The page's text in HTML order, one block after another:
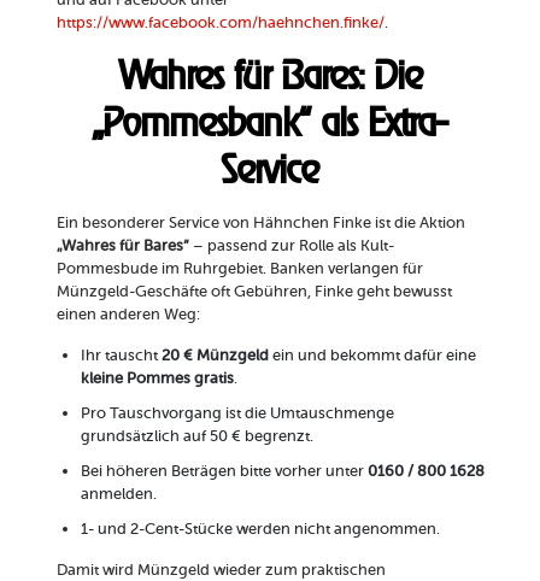
https://www.facebook.com/haehnchen.finke/.
Wahres für Bares: Die
„Pommesbank“ als Extra-
Service
Ein besonderer Service von Hähnchen Finke ist die Aktion
„Wahres für Bares“– passend zur Rolle als Kult-
Pommesbude im Ruhrgebiet. Banken verlangen für
Münzgeld-Geschäfte oft Gebühren, Finke geht bewusst
einen anderen Weg:
Ihr tauscht20 € Münzgeldein und bekommt dafür eine
kleine Pommes gratis.
Pro Tauschvorgang ist die Umtauschmenge
grundsätzlich auf 50 € begrenzt.
Bei höheren Beträgen bitte vorher unter 0160 / 800 1628
anmelden.
1- und 2-Cent-Stücke werden nicht angenommen.
Damit wird Münzgeld wieder zum praktischen